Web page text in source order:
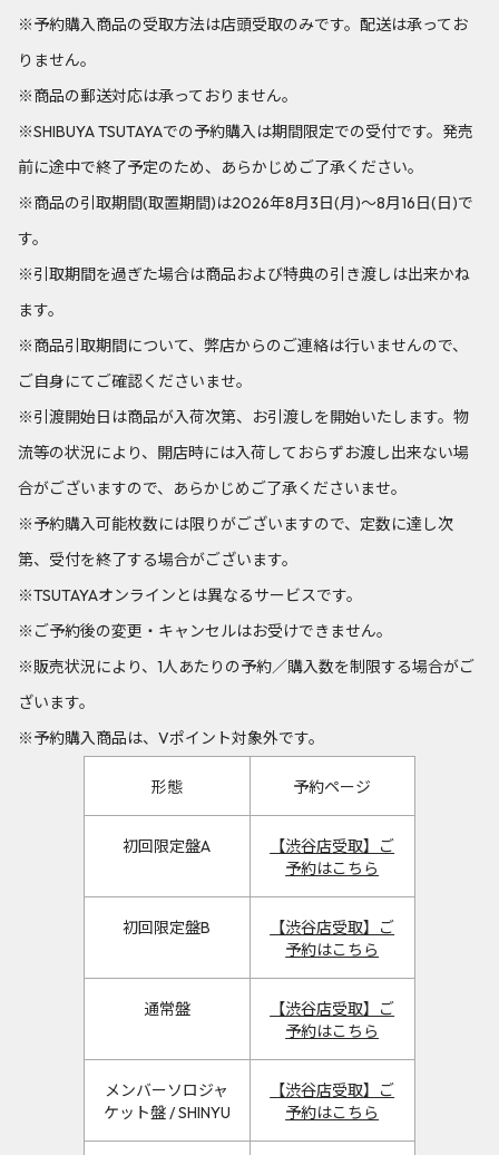
※予約購入商品の受取方法は店頭受取のみです。配送は承ってお
りません。
※商品の郵送対応は承っておりません。
※SHIBUYA TSUTAYAでの予約購入は期間限定での受付です。発売
前に途中で終了予定のため、あらかじめご了承ください。
※商品の引取期間(取置期間)は2026年8月3日(月)～8月16日(日)で
す。
※引取期間を過ぎた場合は商品および特典の引き渡しは出来かね
ます。
※商品引取期間について、弊店からのご連絡は行いませんので、
ご自身にてご確認くださいませ。
※引渡開始日は商品が入荷次第、お引渡しを開始いたします。物
流等の状況により、開店時には入荷しておらずお渡し出来ない場
合がございますので、あらかじめご了承くださいませ。
※予約購入可能枚数には限りがございますので、定数に達し次
第、受付を終了する場合がございます。
※TSUTAYAオンラインとは異なるサービスです。
※ご予約後の変更・キャンセルはお受けできません。
※販売状況により、1人あたりの予約／購入数を制限する場合がご
ざいます。
※予約購入商品は、Vポイント対象外です。
形態 予約ページ
初回限定盤A
【渋谷店受取】ご
予約はこちら
初回限定盤B
【渋谷店受取】ご
予約はこちら
通常盤
【渋谷店受取】ご
予約はこちら
メンバーソロジャ
ケット盤 / SHINYU
【渋谷店受取】ご
予約はこちら